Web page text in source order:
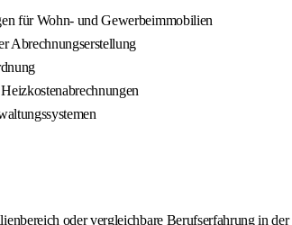
für Wohn- und Gewerbeimmobilien
Abrechnungserstellung
oder vergleichbare Berufserfahrung in